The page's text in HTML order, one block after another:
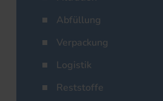
Abfüllung
Verpackung
Logistik
Reststoffe